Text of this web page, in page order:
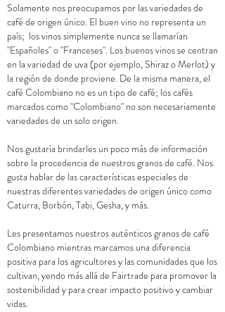
Solamente nos preocupamos por las variedades de
café de origen único. El buen vino no representa un
país; los vinos simplemente nunca se llamarían
"Españoles" o "Franceses". Los buenos vinos se centran
en la variedad de uva (por ejemplo, Shiraz o Merlot) y
la región de donde proviene. De la misma manera, el
café Colombiano no es un tipo de café; los cafés
marcados como "Colombiano" no son necesariamente
variedades de un solo origen.
Nos gustaría brindarles un poco más de información
sobre la procedencia de nuestros granos de café. Nos
gusta hablar de las características especiales de
nuestras diferentes variedades de origen único como
Caturra, Borbón, Tabi, Gesha, y más.
Les presentamos nuestros auténticos granos de café
Colombiano mientras marcamos una diferencia
positiva para los agricultores y las comunidades que los
cultivan, yendo más allá de Fairtrade para promover la
sostenibilidad y para crear impacto positivo y cambiar
vidas.